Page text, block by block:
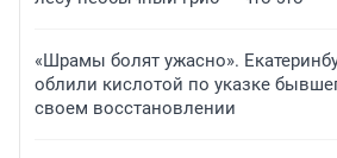
«Шрамы болят ужасно».
облили кислотой по указке
своем восстановлении